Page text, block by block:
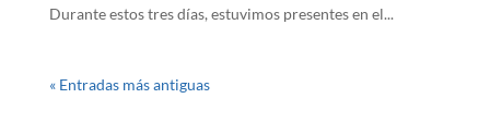
Durante estos tres días, estuvimos presentes en el...
« Entradas más antiguas